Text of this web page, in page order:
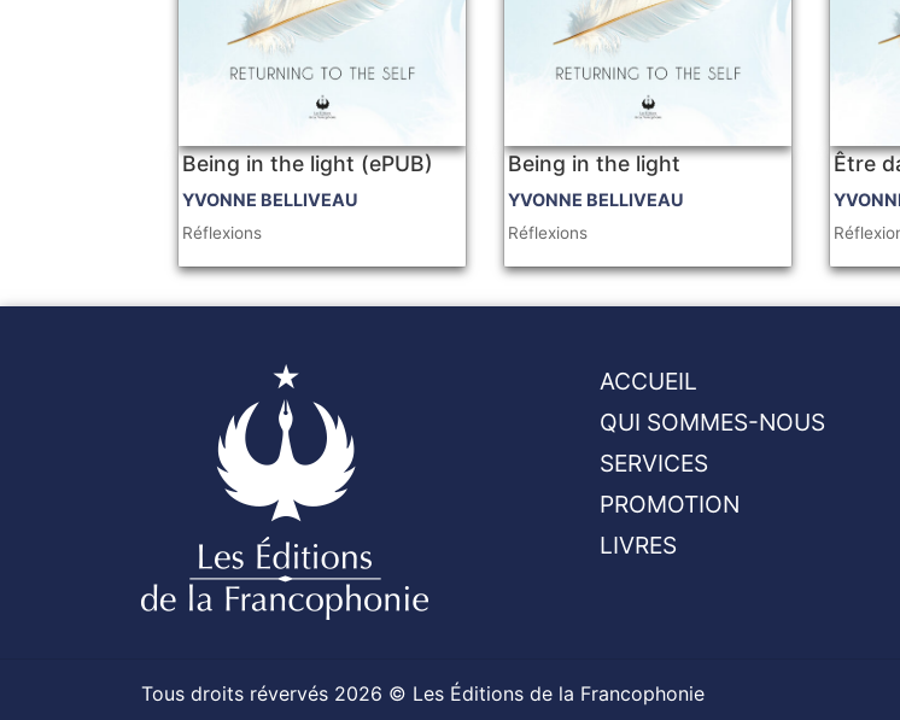
Being in the light (ePUB)
YVONNE BELLIVEAU
Réflexions
Being in the light
YVONNE BELLIVEAU
Réflexions
Être
ACCUEIL
QUI SOMMES-NOUS
SERVICES
PROMOTION
LIVRES
Tous droits révervés 2026 © Les Éditions de la Francophonie